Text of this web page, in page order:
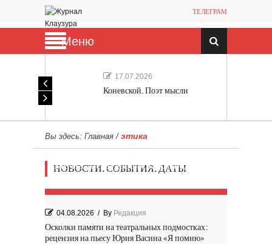
ТЕЛЕГРАМ
Меню
17.07.2026
Коневской. Поэт мысли
Вы здесь: Главная / этика
НОВОСТИ. СОБЫТИЯ. ДАТЫ
Мечта, не отдавайся! «Шведская
04.08.2026 / By Редакция
Осколки памяти на театральных подмостках:
рецензия на пьесу Юрия Васина «Я помню»